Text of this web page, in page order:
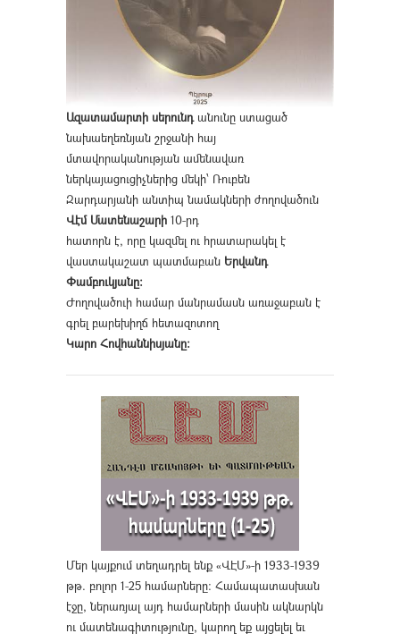
Ազատամարտի սերունդանունը ստացած
նախաեղեռնյան շրջանի հայ
մտավորականության ամենավառ
ներկայացուցիչներից մեկի՝ Ռուբեն
Զարդարյանի անտիպ նամակների ժողովածուն
Վէմ Մատենաշարի 10-րդ
հատորն է, որը կազմել ու հրատարակել է
վաստակաշատ պատմաբան Երվանդ
Փամբուկյանը։
Ժողովածուի համար մանրամասն առաջաբան է
գրել բարեխիղճ հետազոտող
Կարո Հովհաննիսյանը։
Մեր կայքում տեղադրել ենք «ՎԷՄ»-ի 1933-1939
թթ. բոլոր 1-25 համարները։ Համապատասխան
էջը, ներառյալ այդ համարների մասին ակնարկն
ու մատենագիտությունը, կարող եք այցելել եւ